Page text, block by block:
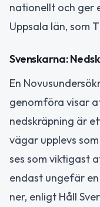
nationellt och ger
Uppsala län, som
Svenskarna:
En
genomföra visar
nedskräpning är
vägar upplevs
ses som viktigast
endast ungefär
ner, enligt Håll